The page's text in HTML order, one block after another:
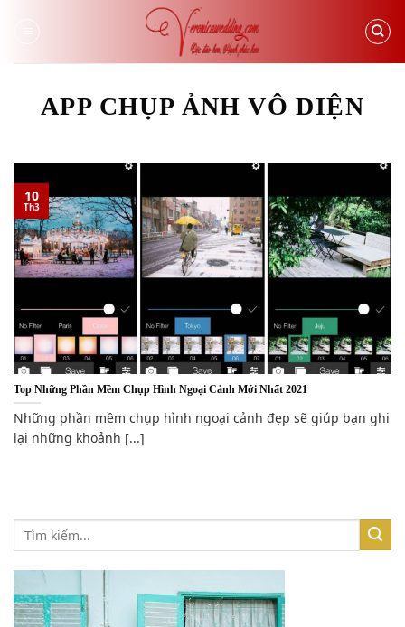
APP CHỤP ẢNH VÔ DIỆN
Top Những Phần Mềm Chụp Hình Ngoại Cảnh Mới Nhất 2021
Những phần mềm chụp hình ngoại cảnh đẹp sẽ giúp bạn ghi
lại những khoảnh [...]
10
Th3